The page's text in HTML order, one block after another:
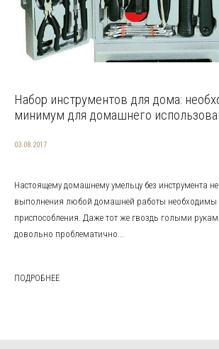
Набор инструментов для дома:
минимум для домашнего
03.08.2017
Настоящему домашнему умельцу без инструмента
выполнения любой домашней работы необходимы
приспособления. Даже тот же гвоздь голыми
довольно проблематично...
ПОДРОБНЕЕ